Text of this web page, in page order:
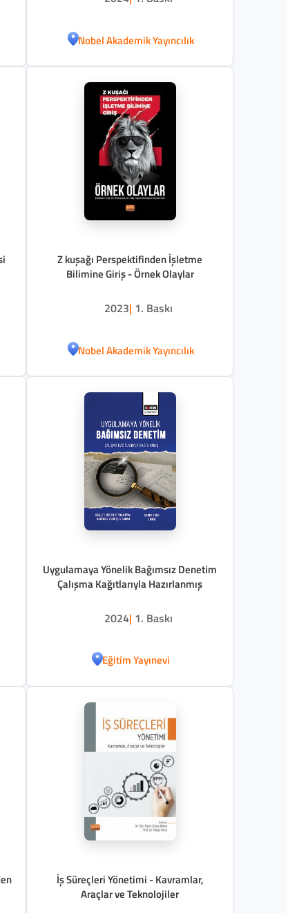
Nobel Akademik Yayıncılık
Z kuşağı Perspektifinden İşletme
Bilimine Giriş - Örnek Olaylar
2023| 1. Baskı
Nobel Akademik Yayıncılık
Uygulamaya Yönelik Bağımsız Denetim
Çalışma Kağıtlarıyla Hazırlanmış
2024| 1. Baskı
Eğitim Yayınevi
İş Süreçleri Yönetimi - Kavramlar,
Araçlar ve Teknolojiler